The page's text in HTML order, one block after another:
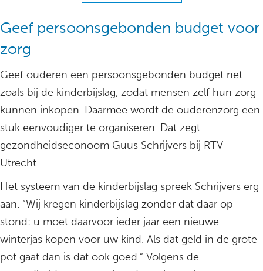
Geef persoonsgebonden budget voor
zorg
Geef ouderen een persoonsgebonden budget net
zoals bij de kinderbijslag, zodat mensen zelf hun zorg
kunnen inkopen. Daarmee wordt de ouderenzorg een
stuk eenvoudiger te organiseren. Dat zegt
gezondheidseconoom Guus Schrijvers bij RTV
Utrecht.
Het systeem van de kinderbijslag spreek Schrijvers erg
aan. “Wij kregen kinderbijslag zonder dat daar op
stond: u moet daarvoor ieder jaar een nieuwe
winterjas kopen voor uw kind. Als dat geld in de grote
pot gaat dan is dat ook goed.” Volgens de